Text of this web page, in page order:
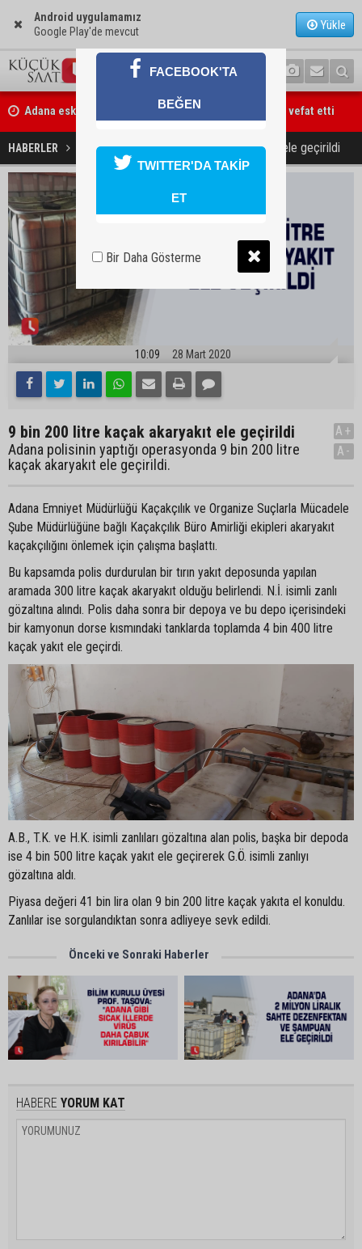
Android uygulamamız
Google Play'de mevcut
Yükle
Adana eski MİT Bölge Başkanı Mustafa Hakkı Tekiner vefat etti
Başkan Ali Bedrettin Karataş’tan sahiller için duyarlılık çağrısı
HABERLER YAŞAM 9 bin 200 litre kaçak akaryakıt ele geçirildi
10:09 28 Mart 2020
9 bin 200 litre kaçak akaryakıt ele geçirildi
Adana polisinin yaptığı operasyonda 9 bin 200 litre
kaçak akaryakıt ele geçirildi.
A+
A-
Adana Emniyet Müdürlüğü Kaçakçılık ve Organize Suçlarla Mücadele
Şube Müdürlüğüne bağlı Kaçakçılık Büro Amirliği ekipleri akaryakıt
kaçakçılığını önlemek için çalışma başlattı.
Bu kapsamda polis durdurulan bir tırın yakıt deposunda yapılan
aramada 300 litre kaçak akaryakıt olduğu belirlendi. N.İ. isimli zanlı
gözaltına alındı. Polis daha sonra bir depoya ve bu depo içerisindeki
bir kamyonun dorse kısmındaki tanklarda toplamda 4 bin 400 litre
kaçak yakıt ele geçirdi.
A.B., T.K. ve H.K. isimli zanlıları gözaltına alan polis, başka bir depoda
ise 4 bin 500 litre kaçak yakıt ele geçirerek G.Ö. isimli zanlıyı
gözaltına aldı.
Piyasa değeri 41 bin lira olan 9 bin 200 litre kaçak yakıta el konuldu.
Zanlılar ise sorgulandıktan sonra adliyeye sevk edildi.
Önceki ve Sonraki Haberler
HABERE YORUM KAT
FACEBOOK'TA
BEĞEN
TWITTER'DA TAKİP
ET
Bir Daha Gösterme